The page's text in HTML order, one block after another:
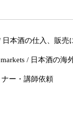
/ 日本酒の仕入、販売
/ 日本酒の海
ナー・講師依頼